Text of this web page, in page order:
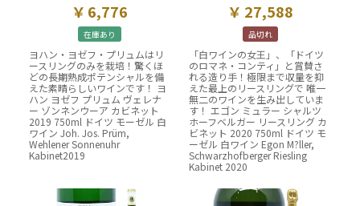
6,776
在庫あり
ヨハン・ヨゼフ・プリュムはリ
ースリングのみを栽培！驚くほ
どの長期熟成ポテンシャルを備
えた素晴らしいワインです！ ヨ
ハン ヨゼフ プリュム ヴェレナ
ー ゾンネンウーア カビネット
2019 750ml ドイツ モーゼル 白
ワイン Joh. Jos. Prüm,
Wehlener Sonnenuhr
Kabinet2019
27,588
品切れ
「白ワインの女王」、「ドイツ
のロマネ・コンティ」と賞賛さ
れる造り手！極限まで収量を抑
えた最上のリースリングで 唯一
無二のワインを生み出していま
す！ エゴン ミュラー シャルツ
ホーフベルガー リースリング カ
ビネット 2020 750ml ドイツ モ
ーゼル 白ワイン Egon M?ller,
Schwarzhofberger Riesling
Kabinet 2020